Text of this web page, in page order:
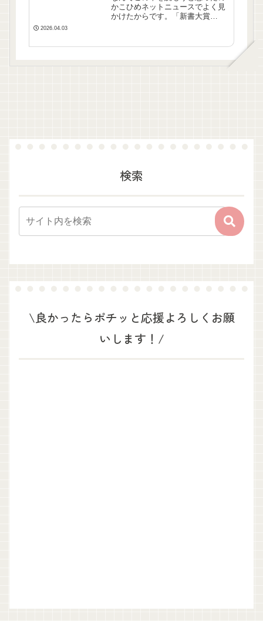
かこひめネットニュースでよく見
かけたからです。「新書大賞
2026.04.03
検索
\良かったらポチッと応援よろしくお願
いします！/